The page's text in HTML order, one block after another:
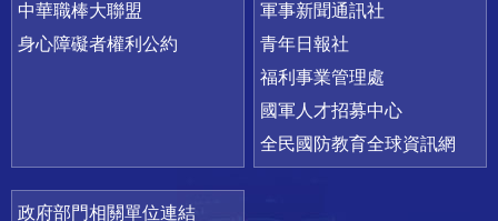
中華職棒大聯盟
身心障礙者權利公約
軍事新聞通訊社
青年日報社
福利事業管理處
國軍人才招募中心
全民國防教育全球資訊網
政府部門相關單位連結